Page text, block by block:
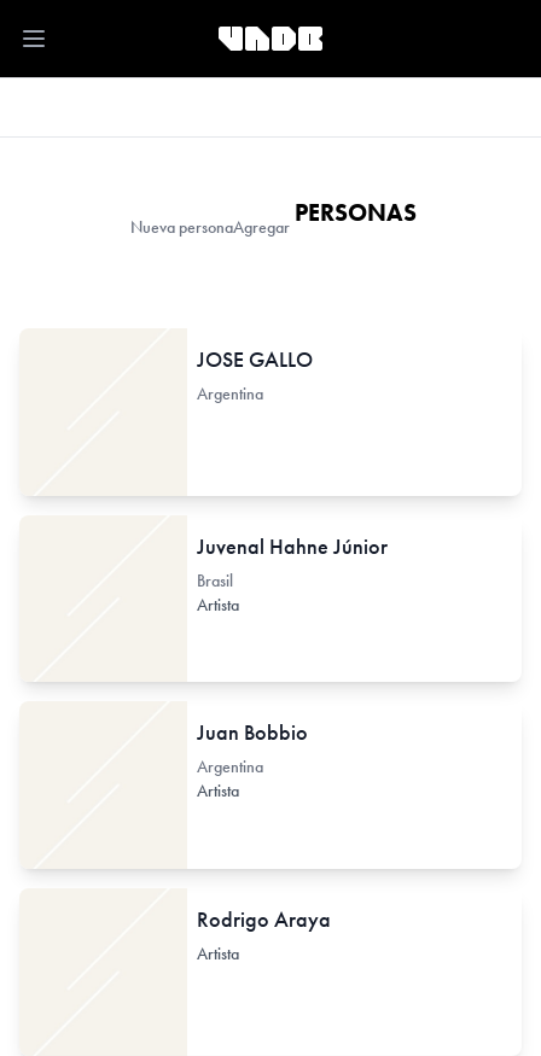
Open main menu
Nueva personaAgregar PERSONAS
JOSE GALLO
Argentina
Juvenal Hahne Júnior
Brasil
Artista
Juan Bobbio
Argentina
Artista
Rodrigo Araya
Artista